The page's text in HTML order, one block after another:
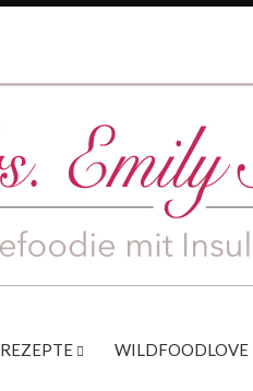
REZEPTE WILDFOODLOVE